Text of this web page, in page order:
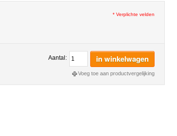
* Verplichte velden
Aantal: in winkelwagen
Voeg toe aan productvergelijking